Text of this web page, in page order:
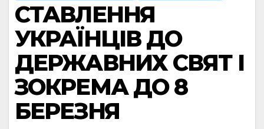
СТАВЛЕННЯ
УКРАЇНЦІВ ДО
ДЕРЖАВНИХ СВЯТ І
ЗОКРЕМА ДО 8
БЕРЕЗНЯ